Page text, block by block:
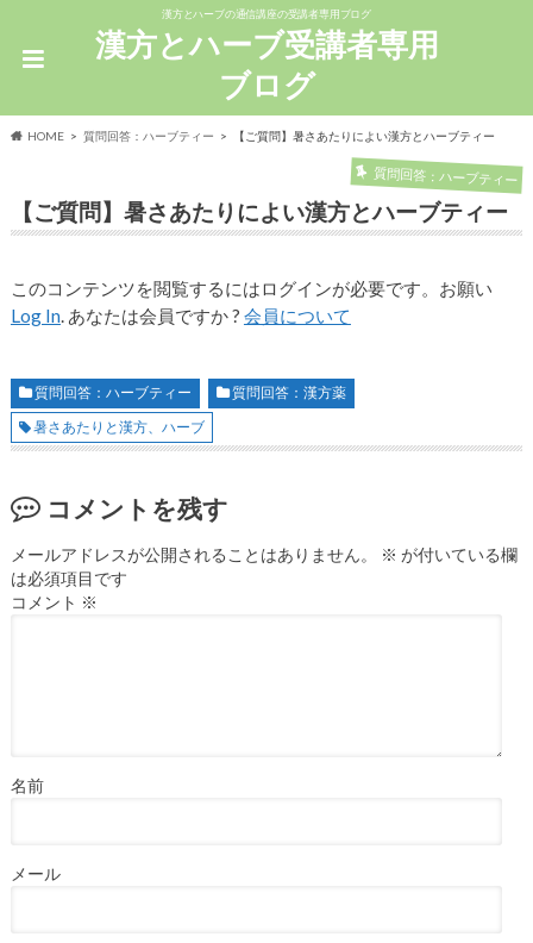
漢方とハーブの通信講座の受講者専用ブログ
漢方とハーブ受講者専用
ブログ
HOME 質問回答：ハーブティー 【ご質問】暑さあたりによい漢方とハーブティー
質問回答：ハーブティー
【ご質問】暑さあたりによい漢方とハーブティー
このコンテンツを閲覧するにはログインが必要です。お願い
Log In. あなたは会員ですか ? 会員について
質問回答：ハーブティー
質問回答：漢方薬
暑さあたりと漢方、ハーブ
コメントを残す
メールアドレスが公開されることはありません。 ※ が付いている欄
は必須項目です
コメント ※
名前
メール